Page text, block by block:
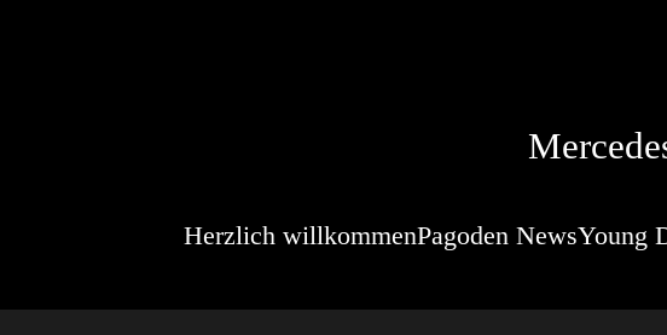
Herzlich willkommenPagoden NewsYoung